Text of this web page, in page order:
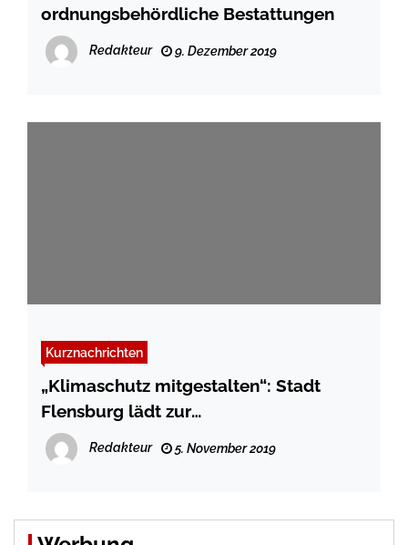
ordnungsbehördliche Bestattungen
Redakteur 9. Dezember 2019
Kurznachrichten
„Klimaschutz mitgestalten“: Stadt
Flensburg lädt zur
Einwohner*innenversammlung –
Vorträge und Diskussion
Redakteur 5. November 2019